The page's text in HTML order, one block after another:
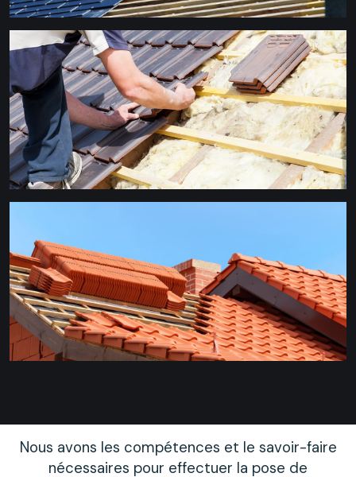
Nous avons les compétences et le savoir-faire
nécessaires pour effectuer la pose de